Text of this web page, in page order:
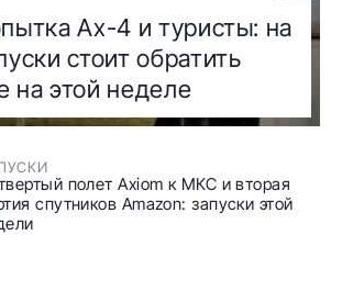
Ax-4 и туристы: на
стоит обратить
на этой неделе
полет Axiom к МКС и вторая
спутников Amazon: запуски этой